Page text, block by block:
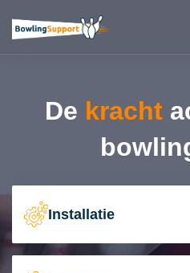
De kracht
Installatie